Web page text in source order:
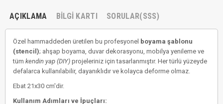
AÇIKLAMA BILGI KARTI SORULAR(SSS)
Özel hammaddeden üretilen bu profesyonel boyama şablonu
(stencil); ahşap boyama, duvar dekorasyonu, mobilya yenileme ve
tüm kendin yap (DIY) projeleriniz için tasarlanmıştır. Her türlü yüzeyde
defalarca kullanılabilir, dayanıklıdır ve kolayca deforme olmaz.
Ebat 21x30 cm'dir.
Kullanım Adımları ve İpuçları: